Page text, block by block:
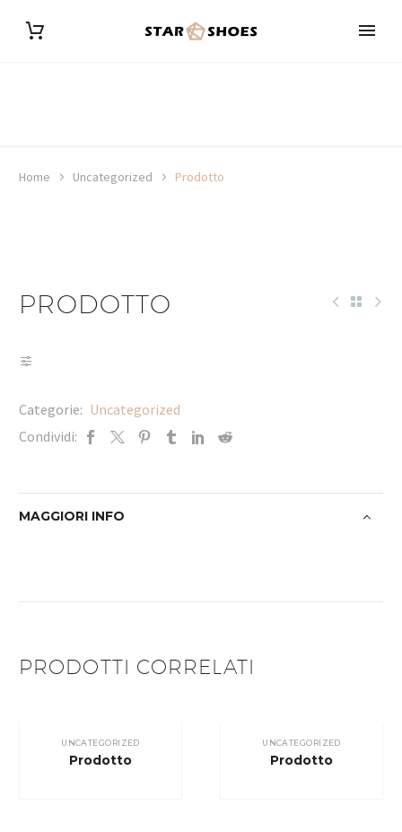
Home Uncategorized Prodotto
PRODOTTO
Categorie: Uncategorized
Condividi:
MAGGIORI INFO
PRODOTTI CORRELATI
UNCATEGORIZED
Prodotto
UNCATEGORIZED
Prodotto